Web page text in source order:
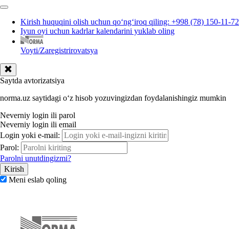
Kirish huquqini olish uchun qoʻngʻiroq qiling: +998 (78) 150-11-72
Iyun oyi uchun kadrlar kalendarini yuklab oling
Voyti/Zaregistrirovatsya
Saytda avtorizatsiya
norma.uz saytidagi oʻz hisob yozuvingizdan foydalanishingiz mumkin
Neverniy login ili parol
Neverniy login ili email
Login yoki e-mail:
Parol:
Parolni unutdingizmi?
Meni eslab qoling